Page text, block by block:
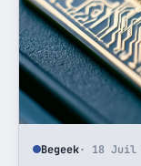
Begeek· 18 Juil